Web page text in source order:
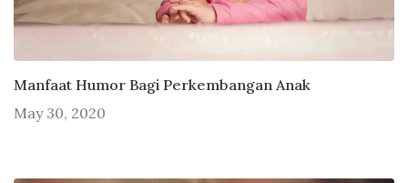
Manfaat Humor Bagi Perkembangan Anak
May 30, 2020